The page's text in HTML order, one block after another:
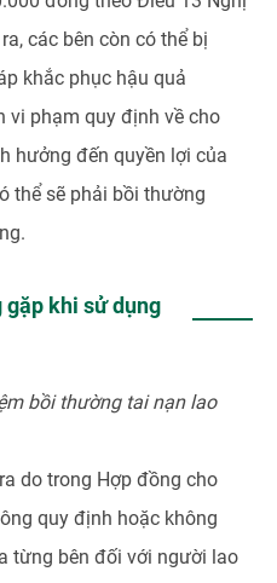
các bên còn có thể bị
khắc phục hậu quả
vi phạm quy định về cho
hưởng đến quyền lợi của
thể sẽ phải bồi thường
gặp khi sử dụng
bồi thường tai nạn lao
do trong Hợp đồng cho
quy định hoặc không
từng bên đối với người lao